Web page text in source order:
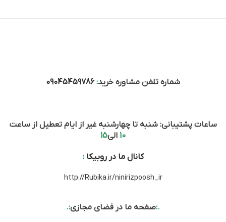
شماره تلفن مشاوره خرید:
09045459786
ساعات پشتیبانی: شنبه تا چهارشنبه غیر از ایام تعطیل از ساعت
10 الی15
کانال ما در روبیکا:
http://Rubika.ir/ninirizpoosh_ir
.:صفحه ما در فضای مجازی:.